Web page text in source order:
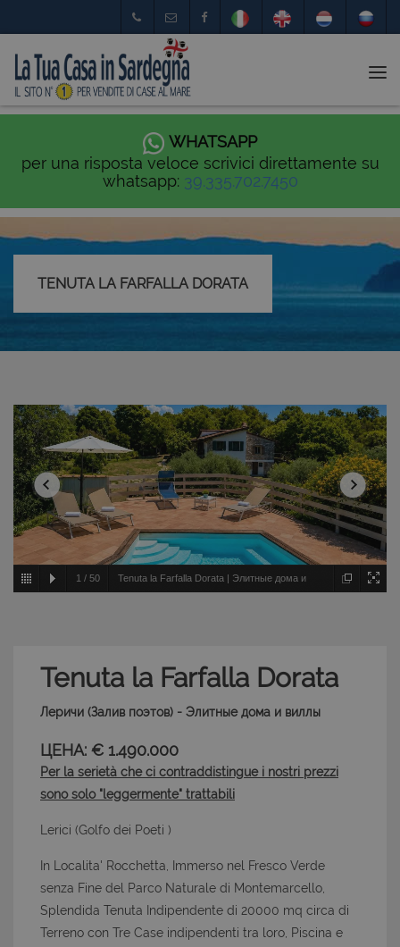
WHATSAPP
per una risposta veloce scrivici direttamente su
whatsapp: 39.335.702.7450
TENUTA LA FARFALLA DORATA
1 / 50 Tenuta la Farfalla Dorata | Элитные дома и
Tenuta la Farfalla Dorata
Леричи (Залив поэтов) - Элитные дома и виллы
ЦЕНА: € 1.490.000
Per la serietà che ci contraddistingue i nostri prezzi
sono solo "leggermente" trattabili
Lerici (Golfo dei Poeti )
In Localita' Rocchetta, Immerso nel Fresco Verde
senza Fine del Parco Naturale di Montemarcello,
Splendida Tenuta Indipendente di 20000 mq circa di
Terreno con Tre Case indipendenti tra loro, Piscina e